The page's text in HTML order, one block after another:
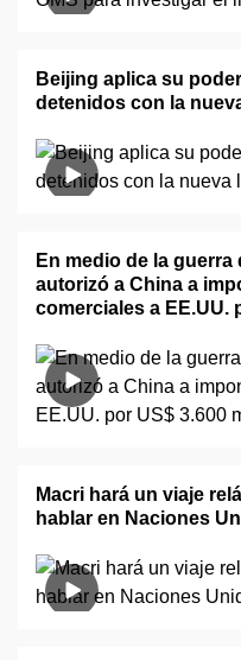
Beijing aplica su
detenidos con la
En medio de la guerra
autorizó a China a
comerciales a EE.UU.
Macri hará un viaje
hablar en Naciones